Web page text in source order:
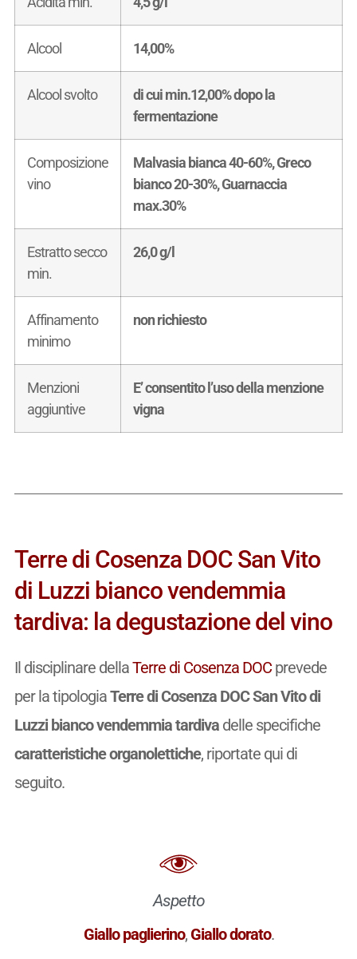
Alcool 14,00%
Alcool svolto
di cui min.12,00% dopo la
fermentazione
Composizione
vino
Malvasia bianca 40-60%, Greco
bianco 20-30%, Guarnaccia
max.30%
Estratto secco
min.
26,0 g/l
Affinamento
minimo
non richiesto
Menzioni
aggiuntive
E’ consentito l’uso della menzione
vigna
Terre di Cosenza DOC San Vito
di Luzzi bianco vendemmia
tardiva: la degustazione del vino
Il disciplinare dellaTerre di Cosenza DOCprevede
per la tipologiaTerre di Cosenza DOC San Vito di
Luzzi bianco vendemmia tardivadelle specifiche
caratteristiche organolettiche, riportate qui di
seguito.
Aspetto
Giallo paglierino, Giallo dorato.